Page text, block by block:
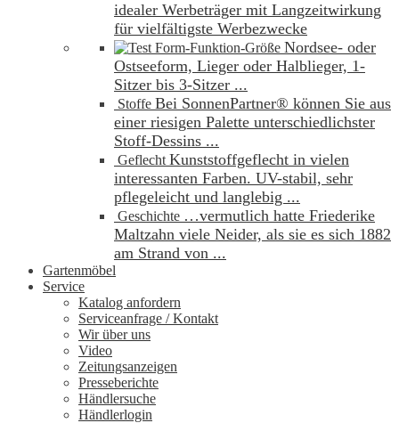
idealer Werbeträger mit Langzeitwirkung
für vielfältigste Werbezwecke
Form-Funktion-Größe Nordsee- oder
Ostseeform, Lieger oder Halblieger, 1-
Sitzer bis 3-Sitzer ...
Stoffe Bei SonnenPartner® können Sie aus
einer riesigen Palette unterschiedlichster
Stoff-Dessins ...
Geflecht Kunststoffgeflecht in vielen
interessanten Farben. UV-stabil, sehr
pflegeleicht und langlebig ...
Geschichte …vermutlich hatte Friederike
Maltzahn viele Neider, als sie es sich 1882
am Strand von ...
Gartenmöbel
Service
Katalog anfordern
Serviceanfrage / Kontakt
Wir über uns
Video
Zeitungsanzeigen
Presseberichte
Händlersuche
Händlerlogin